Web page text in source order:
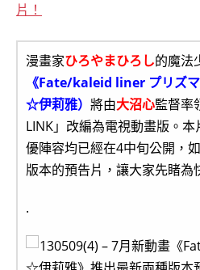
片！
漫畫家ひろやまひろし的魔法
《Fate/kaleid liner プリズ
☆伊莉雅） 將由大沼心監督率
LINK」改編為電視動畫版。
優陣容均已經在4中旬公開，
版本的預告片，讓大家先睹為
.